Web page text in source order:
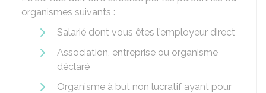
organismes suivants :
Salarié dont vous êtes l'employeur direct
Association, entreprise ou organisme
déclaré
Organisme à but non lucratif ayant pour